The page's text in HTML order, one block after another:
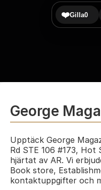
❤️Gilla0
George
Upptäck George
Rd STE 106 #173, Hot
hjärtat av AR. Vi
Book store,
kontaktuppgifter och